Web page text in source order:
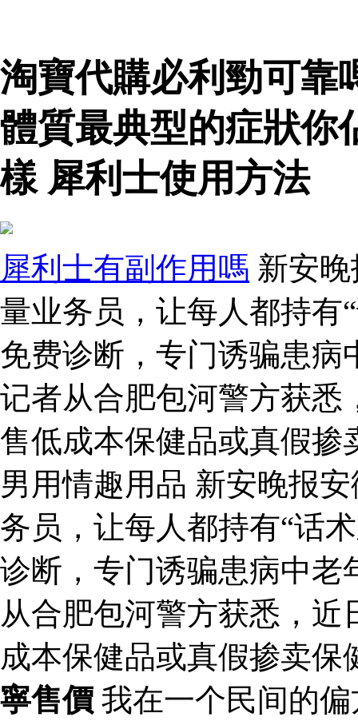
淘寶代購必利勁可靠
體質最典型的症狀你
樣 犀利士使用方法
犀利士有副作用嗎 新安
量业务员，让每人都持有
免费诊断，专门诱骗患
记者从合肥包河警方获悉
售低成本保健品或真假掺
男用情趣用品 新安晚报
务员，让每人都持有“话
诊断，专门诱骗患病中
从合肥包河警方获悉，
成本保健品或真假掺卖
寧售價 我在一个民间的